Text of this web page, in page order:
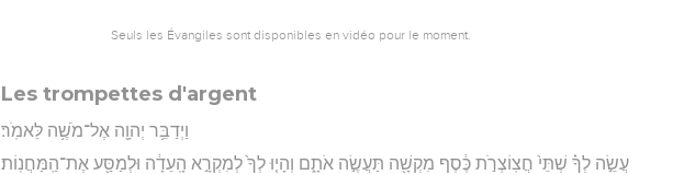
Seuls les Évangiles sont disponibles en vidéo pour le moment.
Les trompettes d'argent
וַיְדַבֵּ֥ר יְהוָ֖ה אֶל־מֹשֶׁ֥ה לֵּאמֹֽר׃
עֲשֵׂ֣ה לְךָ֗ שְׁתֵּי֙ חֲצֽוֹצְרֹ֣ת כֶּ֔סֶף מִקְשָׁ֖ה תַּעֲשֶׂ֣ה אֹתָ֑ם וְהָי֤וּ לְךָ֙ לְמִקְרָ֣א הָֽעֵדָ֔ה וּלְמַסַּ֖ע אֶת־הַֽמַּחֲנֽוֹת׃